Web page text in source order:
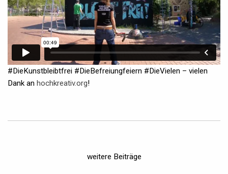
#DieKunstbleibtfrei #DieBefreiungfeiern #DieVielen – vielen
Dank an hochkreativ.org!
weitere Beiträge